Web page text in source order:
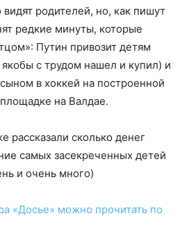
родителей, но, как пишут
редкие минуты, которые
Путин привозит детям
с трудом нашел и купил) и
в хоккей на построенной
на Валдае.
рассказали сколько денег
самых засекреченных детей
и очень много)
«Досье» можно прочитать по